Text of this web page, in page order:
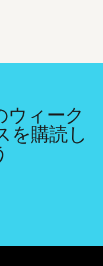
ウィーク
を購読し